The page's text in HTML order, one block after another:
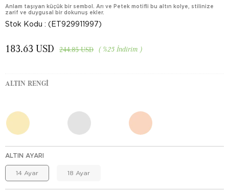
Anlam taşıyan küçük bir sembol. Arı ve Petek motifli bu altın kolye, stilinize
zarif ve duygusal bir dokunuş ekler.
Stok Kodu (ET929911997)
%25 İndirim
244.85 USD
183.63 USD
ALTIN RENGI
ALTIN AYARI
14 Ayar 18 Ayar